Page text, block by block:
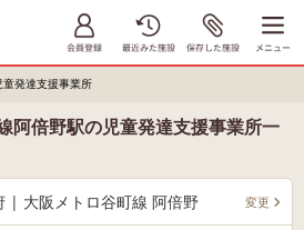
童発達支援事業所
阿倍野駅の児童発達支援事業所一
| 大阪メトロ谷町線 阿倍野 変更